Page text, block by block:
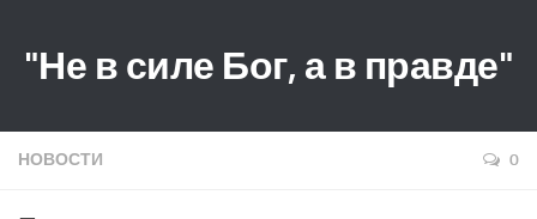
"Не в силе Бог, а в правде"
НОВОСТИ 0